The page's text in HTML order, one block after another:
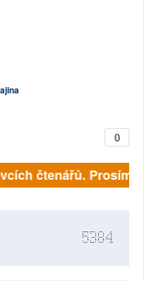
0
čtenářů. Prosíme,
5384